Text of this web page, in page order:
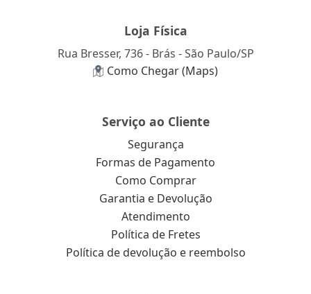
Loja Física
Rua Bresser, 736 - Brás - São Paulo/SP
Como Chegar (Maps)
Serviço ao Cliente
Segurança
Formas de Pagamento
Como Comprar
Garantia e Devolução
Atendimento
Política de Fretes
Política de devolução e reembolso